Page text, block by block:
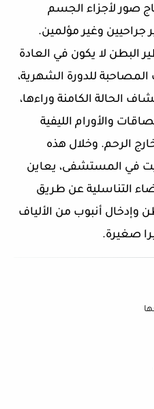
صور لأجزاء الجسم
جراحيين وغير مؤلمين.
البطن لا يكون في العادة
للدورة الشهرية،
الحالة الكامنة وراءها،
والأورام الليفية
الرحم. وخلال هذه
في المستشفى، يعاين
التناسلية عن طريق
أنبوب من الألياف
صغيرة.